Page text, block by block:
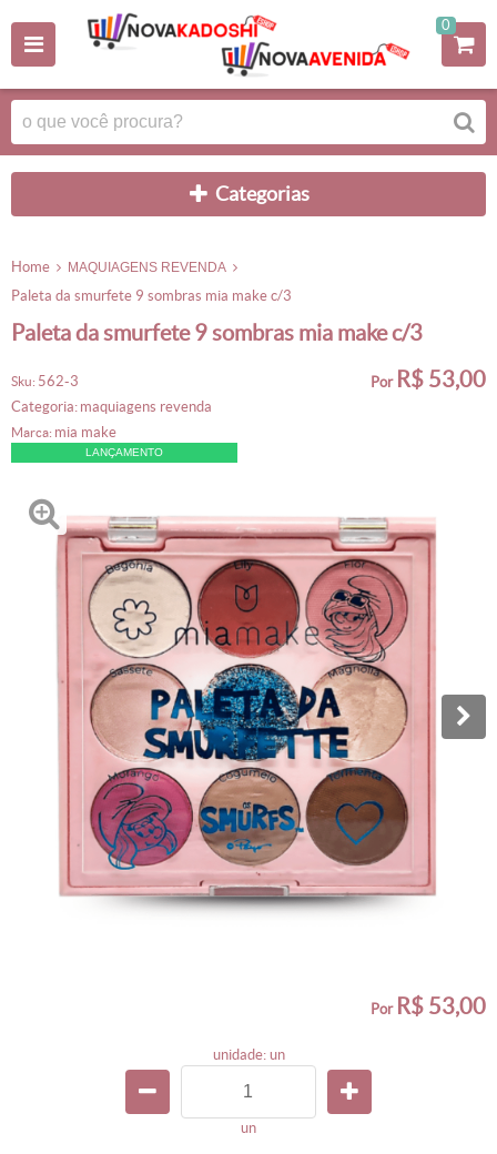
0
categorias
home MAQUIAGENS REVENDA
paleta da smurfete 9 sombras mia make c/3
paleta da smurfete 9 sombras mia make c/3
sku: 562-3
categoria: maquiagens revenda
marca: mia make
LANÇAMENTO
por R$ 53,00
por R$ 53,00
unidade: un
un